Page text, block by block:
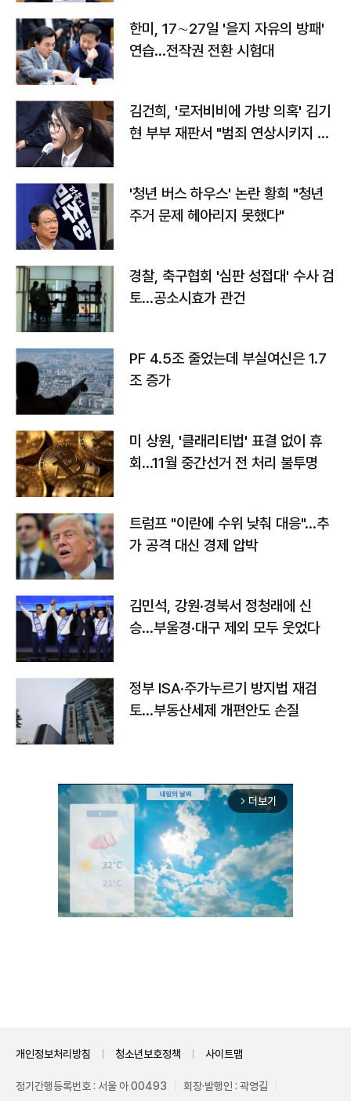
한미, 17∼27일 '을지 자유의 방패'
연습…전작권 전환 시험대
김건희, '로저비비에 가방 의혹' 김기
현 부부 재판서 "범죄 연상시키지 말
'청년 버스 하우스' 논란 황희 "청년
주거 문제 헤아리지 못했다"
경찰, 축구협회 '심판 성접대' 수사 검
토…공소시효가 관건
PF 4.5조 줄었는데 부실여신은 1.7
조 증가
미 상원, '클래리티법' 표결 없이 휴
회…11월 중간선거 전 처리 불투명
트럼프 "이란에 수위 낮춰 대응"…추
가 공격 대신 경제 압박
김민석, 강원·경북서 정청래에 신
승…부울경·대구 제외 모두 웃었다
정부 ISA·주가누르기 방지법 재검
토…부동산세제 개편안도 손질
arrow_forward_ios 더보기
개인정보처리방침 청소년보호정책 사이트맵
정기간행등록번호 : 서울 아 00493 회장·발행인 : 곽영길